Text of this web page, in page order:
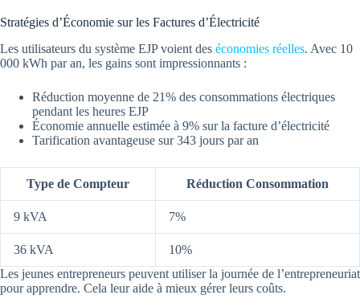
Stratégies d’Économie sur les Factures d’Électricité
Les utilisateurs du système EJP voient des économies réelles. Avec 10
000 kWh par an, les gains sont impressionnants :
Réduction moyenne de 21% des consommations électriques
pendant les heures EJP
Économie annuelle estimée à 9% sur la facture d’électricité
Tarification avantageuse sur 343 jours par an
Type de Compteur Réduction Consommation
9 kVA 7%
36 kVA
10%
Les jeunes entrepreneurs peuvent utiliser la journée de l’entrepreneuriat
pour apprendre. Cela leur aide à mieux gérer leurs coûts.